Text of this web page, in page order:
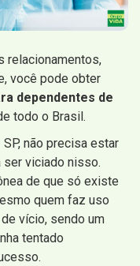
relacionamentos,
você pode obter
dependentes de
todo o Brasil.
não precisa estar
ser viciado nisso.
de que só existe
quem faz uso
vício, sendo um
tentado